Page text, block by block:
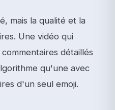
mais la qualité et la
Une vidéo qui
détaillés
qu'une avec
d'un seul emoji.